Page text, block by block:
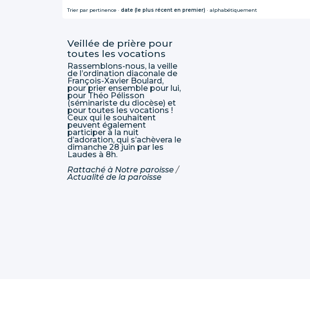
Trier par pertinence · date (le plus récent en premier) · alphabétiquement
Veillée de prière pour
toutes les vocations
Rassemblons-nous, la veille
de l’ordination diaconale de
François-Xavier Boulard,
pour prier ensemble pour lui,
pour Théo Pélisson
(séminariste du diocèse) et
pour toutes les vocations !
Ceux qui le souhaitent
peuvent également
participer à la nuit
d’adoration, qui s’achèvera le
dimanche 28 juin par les
Laudes à 8h.
Rattaché à Notre paroisse /
Actualité de la paroisse